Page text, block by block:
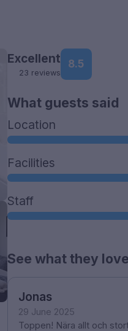
Excellent
23 reviews
8.5
What guests said
Location
Facilities
Staff
See what they love
Jonas
29 June 2025
Toppen! Nära allt och